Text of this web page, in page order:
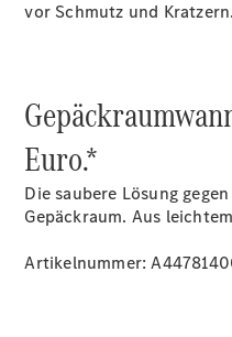
Sprinter
vor Schmutz und Kratzern.
Euro.*
Die saubere Lösung
Gepäckraum. Aus
Artikelnummer: